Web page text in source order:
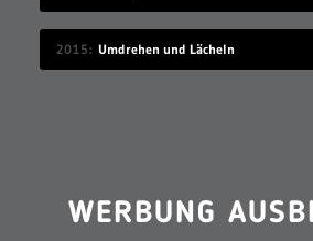
2015 Umdrehen und Lächeln
WERBUNG